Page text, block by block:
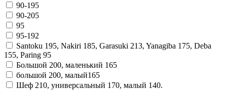
90-195
90-205
95
95-192
Santoku 195, Nakiri 185, Garasuki 213, Yanagiba 175, Deba
155, Paring 95
Большой 200, маленький 165
большой 200, малый165
Шеф 210, универсальный 170, малый 140.